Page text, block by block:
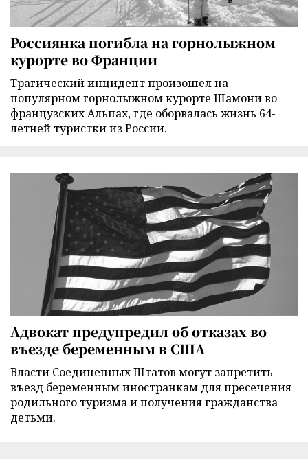
Россиянка погибла на горнолыжном
курорте во Франции
Трагический инцидент произошел на
популярном горнолыжном курорте Шамони во
французских Альпах, где оборвалась жизнь 64-
летней туристки из России.
Адвокат предупредил об отказах во
въезде беременным в США
Власти Соединенных Штатов могут запретить
въезд беременным иностранкам для пресечения
родильного туризма и получения гражданства
детьми.